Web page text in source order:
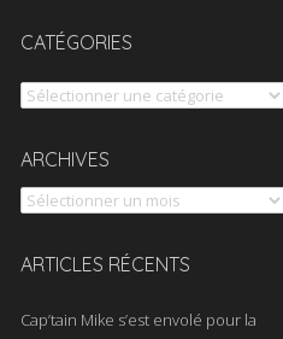
CATÉGORIES
Catégories
ARCHIVES
Archives
ARTICLES RÉCENTS
Cap’tain Mike s’est envolé pour la